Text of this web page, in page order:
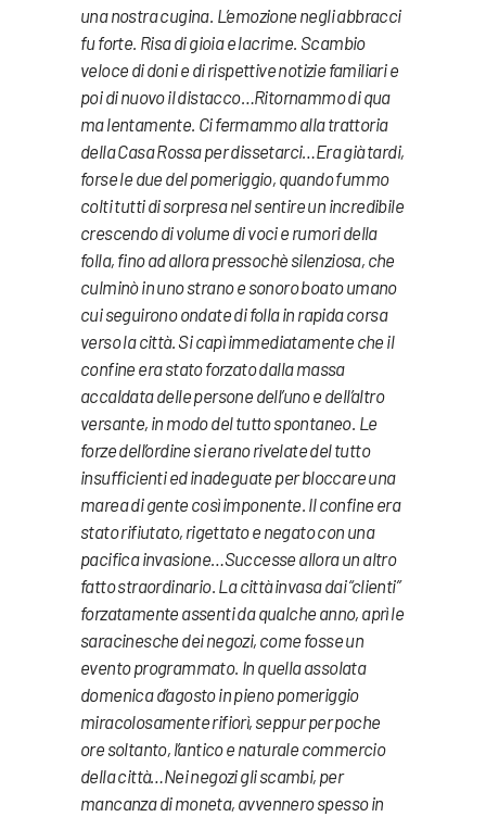
una nostra cugina. L’emozione negli abbracci
fu forte. Risa di gioia e lacrime. Scambio
veloce di doni e di rispettive notizie familiari e
poi di nuovo il distacco…Ritornammo di qua
ma lentamente. Ci fermammo alla trattoria
della Casa Rossa per dissetarci…Era già tardi,
forse le due del pomeriggio, quando fummo
colti tutti di sorpresa nel sentire un incredibile
crescendo di volume di voci e rumori della
folla, fino ad allora pressochè silenziosa, che
culminò in uno strano e sonoro boato umano
cui seguirono ondate di folla in rapida corsa
verso la città. Si capì immediatamente che il
confine era stato forzato dalla massa
accaldata delle persone dell’uno e dell’altro
versante, in modo del tutto spontaneo. Le
forze dell’ordine si erano rivelate del tutto
insufficienti ed inadeguate per bloccare una
marea di gente così imponente. Il confine era
stato rifiutato, rigettato e negato con una
pacifica invasione…Successe allora un altro
fatto straordinario. La città invasa dai “clienti”
forzatamente assenti da qualche anno, aprì le
saracinesche dei negozi, come fosse un
evento programmato. In quella assolata
domenica d’agosto in pieno pomeriggio
miracolosamente rifiorì, seppur per poche
ore soltanto, l’antico e naturale commercio
della città…Nei negozi gli scambi, per
mancanza di moneta, avvennero spesso in